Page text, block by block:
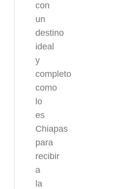
con
un
destino
ideal
y
completo
como
lo
es
Chiapas
para
recibir
a
la